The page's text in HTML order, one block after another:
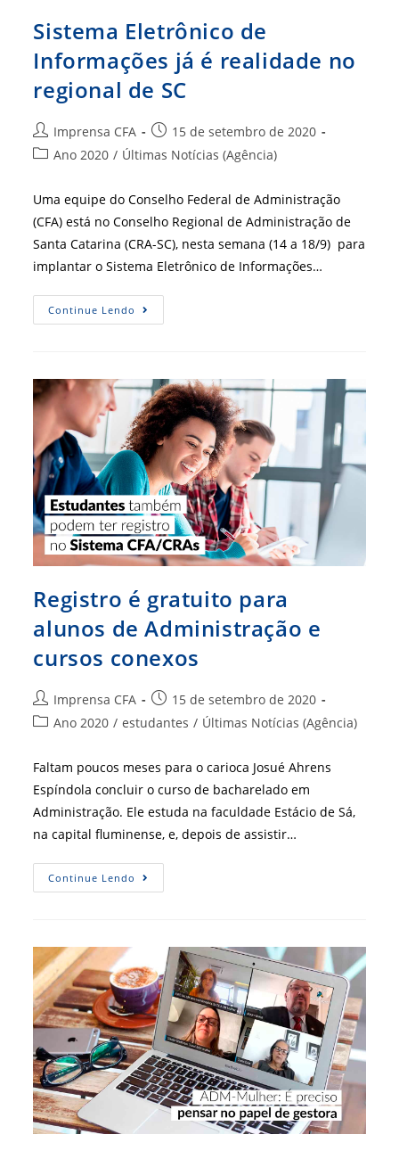
Sistema Eletrônico de
Informações já é realidade no
regional de SC
Autor
do
Imprensa CFA
Post
publicado:
15 de setembro de 2020
Categoria
post:
Ano 2020 / Últimas Notícias (Agência)
Uma equipe do Conselho Federal de Administração
(CFA) está no Conselho Regional de Administração de
Santa Catarina (CRA-SC), nesta semana (14 a 18/9) para
implantar o Sistema Eletrônico de Informações…
Continue Lendo Sistema
Eletrônico
Realidade
No
Regional
De
SC
Registro é gratuito para
alunos de Administração e
cursos conexos
Autor
do
Imprensa CFA
Post
publicado:
15 de setembro de 2020
Categoria
post:
Ano 2020 / estudantes / Últimas Notícias (Agência)
Faltam poucos meses para o carioca Josué Ahrens
Espíndola concluir o curso de bacharelado em
Administração. Ele estuda na faculdade Estácio de Sá,
na capital fluminense, e, depois de assistir…
Continue Lendo Registro
É
Administração
E
Cursos
Conexos